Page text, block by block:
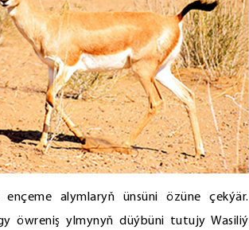
alymlaryň ünsüni özüne çekýär.
öwreniş ylmynyň düýbüni tutujy Wasiliý